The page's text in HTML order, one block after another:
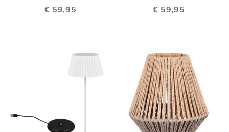
€ 59,95
€ 59,95